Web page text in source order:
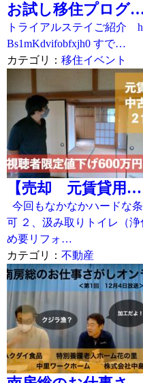
お試し移住プログ
トライアルステイご紹介
Bs1mKdvifobfxjh0 すで…
カテゴリ： 移住イベント
【売却 元賃貸用…
今回もなかなかハードな
可 ２、汲み取りトイレ（
め要リフォ…
カテゴリ： 不動産